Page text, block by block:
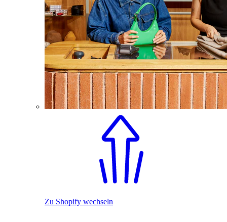
Zu Shopify wechseln